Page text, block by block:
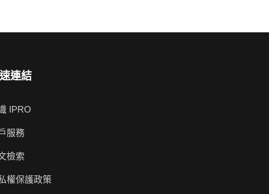
連結
IPRO
服務
檢索
權保護政策